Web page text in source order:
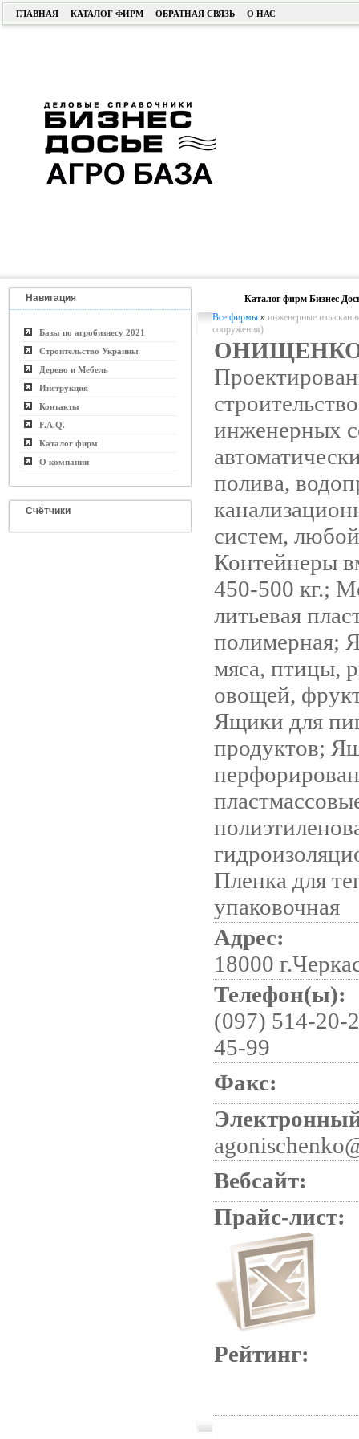
ГЛАВНАЯ КАТАЛОГ ФИРМ ОБРАТНАЯ СВЯЗЬ О НАС
Навигация
Базы по агробизнесу 2021
Строительство Украины
Дерево и Мебель
Инструкция
Контакты
F.A.Q.
Каталог фирм
О компании
Счётчики
Каталог фирм Бизнес
Все фирмы » инженерные
сооружения)
строительство
инженерных
полива,
систем,
Контейнеры
450-500 кг.;
литьевая
полимерная;
мяса, птицы,
овощей,
Ящики для
продуктов;
Пленка для
упаковочная
Адрес:
18000
Телефон(ы):
(097) 514-20-
45-99
Факс:
Вебсайт:
Прайс-лист:
Рейтинг: